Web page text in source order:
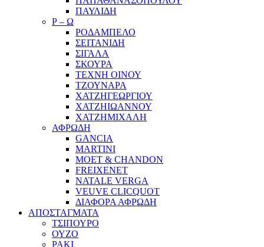
ΠΑΥΛΙΔΗ
Ρ – Ω
ΡΟΔΑΜΠΕΛΟ
ΣΕΙΤΑΝΙΔΗ
ΣΙΓΑΛΑ
ΣΚΟΥΡΑ
ΤΕΧΝΗ ΟΙΝΟΥ
ΤΖΟΥΝΑΡΑ
ΧΑΤΖΗΓΕΩΡΓΙΟΥ
ΧΑΤΖΗΙΩΑΝΝΟΥ
ΧΑΤΖΗΜΙΧΑΛΗ
ΑΦΡΩΔΗ
GANCIA
MARTINI
MOET & CHANDON
FREIXENET
NATALE VERGA
VEUVE CLICQUOT
ΔΙΑΦΟΡΑ ΑΦΡΩΔΗ
ΑΠΟΣΤΑΓΜΑΤΑ
ΤΣΙΠΟΥΡΟ
ΟΥΖΟ
ΡΑΚΙ